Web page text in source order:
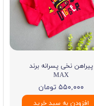
پیراهن نخی پسرانه برند
MAX
۵۵۰,۰۰۰ تومان
افزودن به سبد خرید